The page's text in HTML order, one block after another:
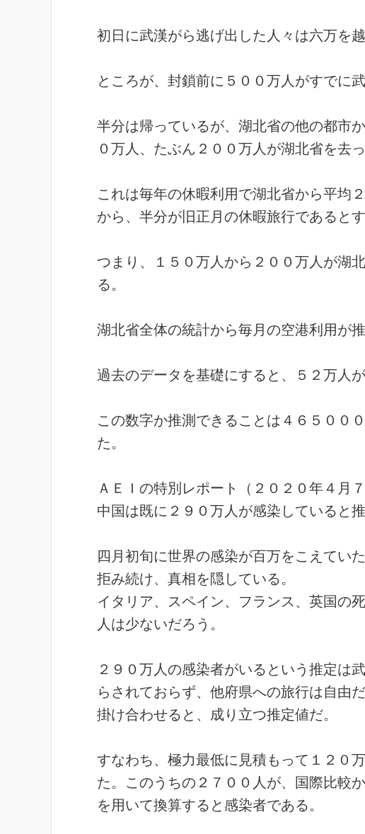
初日に武漢がら逃げ出した人々 は六万を越
ところが、封鎖前に５００万人がすでに
半分は帰っているが、湖北省の他の都市
０万人、 たぶん２００万人が湖北省を去っ
これは毎年の休暇利用で湖北省から平均
から、半分が旧正月の休暇旅行であると
つまり、１５０万人から２００万人が湖
る。
湖北省全体の統計から毎月の空港利用が推
過去のデータ を基礎にすると、５２万人
この数字か推測できることは４６５００
た。
ＡＥＩの特別レポート（２０２０年４月
中国は既に２９０万人が感染していると推
四月初旬に世界の感染が百万をこえてい
拒み続け、真相を隠している。
イタリア、スペイン、フランス、英国の
人は少ないだろう。
２９０万人の感染者がいるという推定は
らされておらず、他府県への旅行は自由
掛け合わせると、 成り立つ推定値だ。
すなわち、極力最低に見積もって１２０
た。このうちの２７００人が、国際比較
を用いて換算する と感染者である。